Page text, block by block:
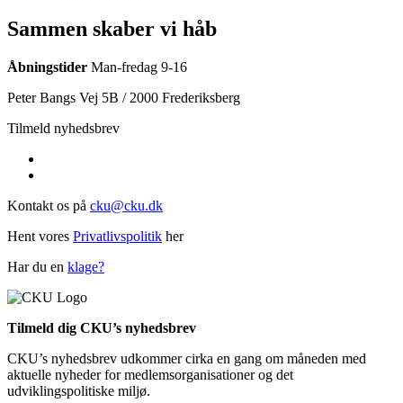
Sammen skaber vi håb
Åbningstider Man-fredag 9-16
Peter Bangs Vej 5B / 2000 Frederiksberg
Tilmeld nyhedsbrev
Kontakt os på cku@cku.dk
Hent vores Privatlivspolitik her
Har du en klage?
Tilmeld dig CKU’s nyhedsbrev
CKU’s nyhedsbrev udkommer cirka en gang om måneden med
aktuelle nyheder for medlemsorganisationer og det
udviklingspolitiske miljø.